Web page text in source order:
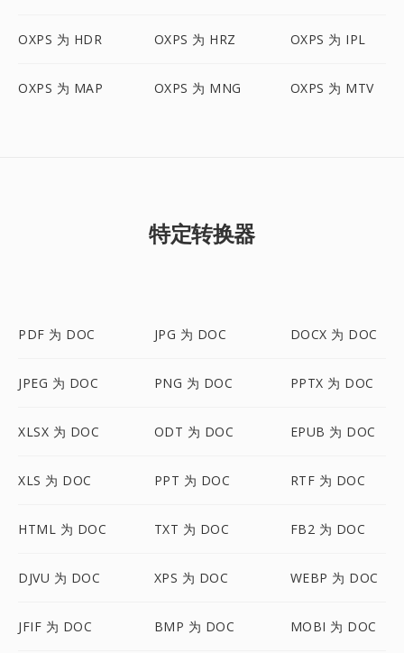
OXPS 为 HDR OXPS 为 HRZ OXPS 为 IPL
OXPS 为 MAP OXPS 为 MNG OXPS 为 MTV
特定转换器
PDF 为 DOC JPG 为 DOC DOCX 为 DOC
JPEG 为 DOC PNG 为 DOC PPTX 为 DOC
XLSX 为 DOC ODT 为 DOC EPUB 为 DOC
XLS 为 DOC PPT 为 DOC RTF 为 DOC
HTML 为 DOC TXT 为 DOC FB2 为 DOC
DJVU 为 DOC XPS 为 DOC WEBP 为 DOC
JFIF 为 DOC BMP 为 DOC MOBI 为 DOC